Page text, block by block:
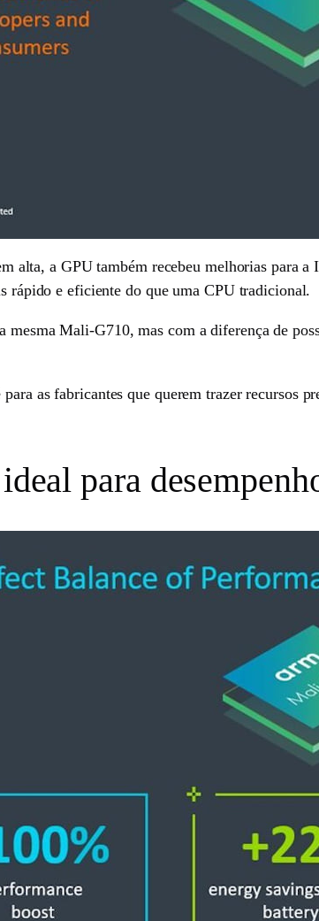
alta, a GPU também recebeu melhorias para
rápido e eficiente do que uma CPU tradicional.
Mali-G710, mas com a diferença de
as fabricantes que querem trazer recursos
para